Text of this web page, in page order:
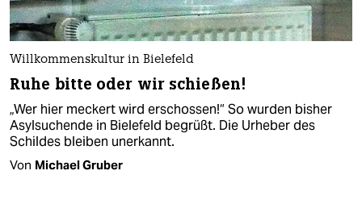
Willkommenskultur in Bielefeld
Ruhe bitte oder wir schießen!
„Wer hier meckert wird erschossen!“ So wurden bisher
Asylsuchende in Bielefeld begrüßt. Die Urheber des
Schildes bleiben unerkannt.
Von Michael Gruber